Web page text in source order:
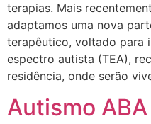
terapias. Mais
adaptamos uma nova
terapêutico, voltado para
espectro autista (TEA),
residência, onde serão
Autismo ABA